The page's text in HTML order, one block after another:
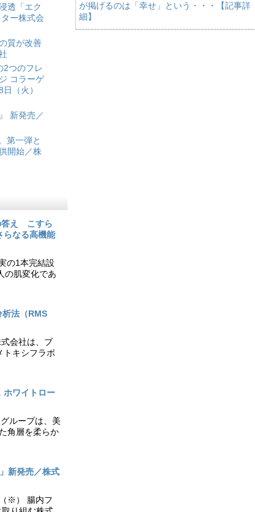
透「エク
ー株式会
質が改善
2つのフレ
コラーゲ
（火）
新発売／
第一弾と
開始／株
答え こすら
らなる高機能
の1本完結設
の肌変化であ
法（RMS
会社は、ブ
トキシフラボ
ホワイトロー
ループは、美
角層を柔らか
新発売／株式
※） 腸内フ
が掲げるのは「幸せ」という・・・【記事詳
細】